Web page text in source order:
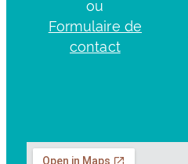
ou
Formulaire de
contact